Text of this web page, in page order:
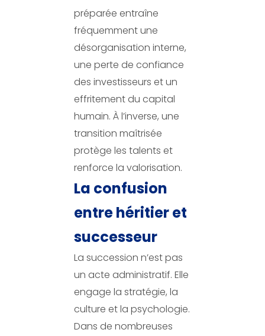
préparée entraîne
fréquemment une
désorganisation interne,
une perte de confiance
des investisseurs et un
effritement du capital
humain. À l’inverse, une
transition maîtrisée
protège les talents et
renforce la valorisation.
La confusion
entre héritier et
successeur
La succession n’est pas
un acte administratif. Elle
engage la stratégie, la
culture et la psychologie.
Dans de nombreuses